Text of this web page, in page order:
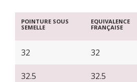
POINTURE SOUS
SEMELLE
EQUIVALENCE
FRANÇAISE
32 32
32.5 32.5